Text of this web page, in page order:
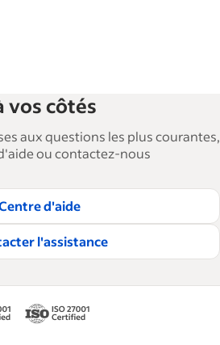
vos côtés
aux questions les plus courantes,
ou contactez-nous
d'aide
l'assistance